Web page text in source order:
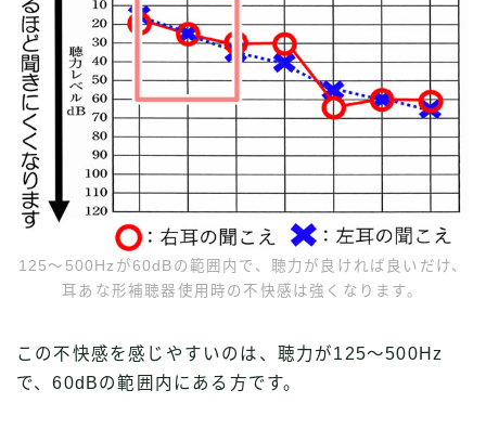
125〜500Hzが60dBの範囲内で、聴力が良ければ良いだけ、
耳あな形補聴器使用時の不快感は強くなります。
この不快感を感じやすいのは、聴力が125〜500Hz
で、60dBの範囲内にある方です。